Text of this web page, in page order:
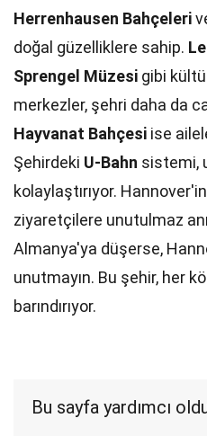
Herrenhausen Bahçeleri
doğal güzelliklere sahip.
Sprengel Müzesi gibi
merkezler, şehri daha da
Hayvanat Bahçesi ise
Şehirdeki U-Bahn sistemi,
kolaylaştırıyor.
ziyaretçilere unutulmaz
Almanya'ya düşerse,
unutmayın. Bu şehir, her
barındırıyor.
Bu sayfa yardımcı